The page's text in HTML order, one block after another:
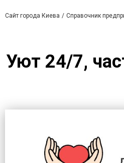
Сайт города Киева Справочник
Уют 24/7,